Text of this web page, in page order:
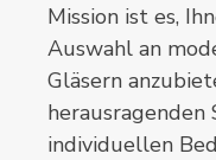
Mission ist es,
Auswahl an
Gläsern
herausragenden
individuellen